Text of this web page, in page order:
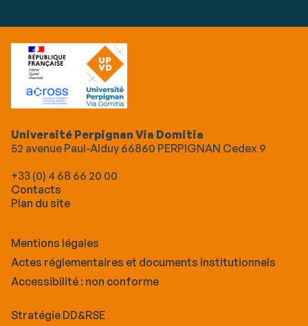
Université Perpignan Via Domitia
52 avenue Paul-Alduy 66860 PERPIGNAN Cedex 9
+33 (0) 4 68 66 20 00
Contacts
Plan du site
Mentions légales
Actes réglementaires et documents institutionnels
Accessibilité : non conforme
Stratégie DD&RSE